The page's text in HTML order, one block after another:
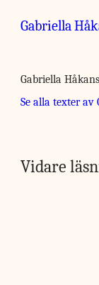
Gabriella
Gabriella
Se alla texter av
Vidare